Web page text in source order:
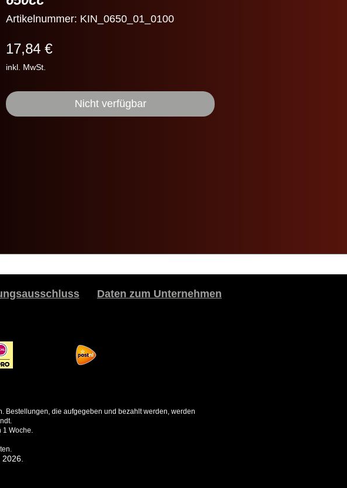
Artikelnummer: KIN_0650_01_0100
17,84 €Preis
inkl. MwSt.
Nicht verfügbar
Daten zum Unternehmen
Bestellungen, die aufgegeben und bezahlt werden, werden
1 Woche.